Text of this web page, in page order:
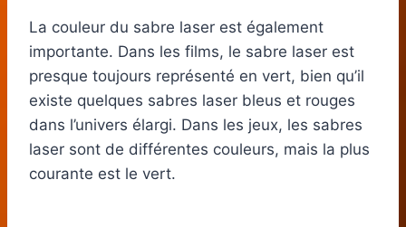
La couleur du sabre laser est également
importante. Dans les films, le sabre laser est
presque toujours représenté en vert, bien qu’il
existe quelques sabres laser bleus et rouges
dans l’univers élargi. Dans les jeux, les sabres
laser sont de différentes couleurs, mais la plus
courante est le vert.